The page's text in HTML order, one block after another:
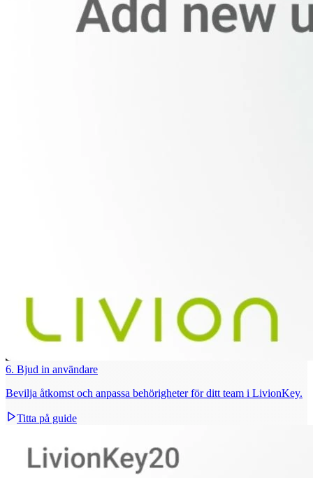
6. Bjud in användare
Bevilja åtkomst och anpassa behörigheter för ditt team i LivionKey.
Titta på guide